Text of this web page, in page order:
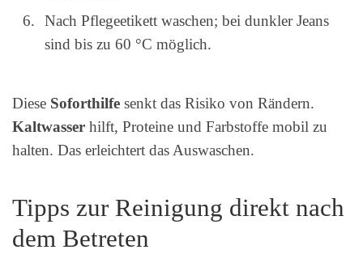
Nach Pflegeetikett waschen; bei dunkler Jeans
sind bis zu 60 °C möglich.
Diese Soforthilfe senkt das Risiko von Rändern.
Kaltwasser hilft, Proteine und Farbstoffe mobil zu
halten. Das erleichtert das Auswaschen.
Tipps zur Reinigung direkt nach
dem Betreten